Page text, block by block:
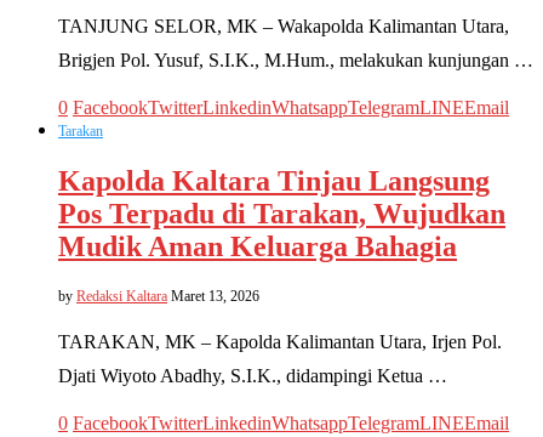
TANJUNG SELOR, MK – Wakapolda Kalimantan Utara,
Brigjen Pol. Yusuf, S.I.K., M.Hum., melakukan kunjungan …
0 FacebookTwitterLinkedinWhatsappTelegramLINEEmail
Tarakan
Kapolda Kaltara Tinjau Langsung
Pos Terpadu di Tarakan, Wujudkan
Mudik Aman Keluarga Bahagia
by Redaksi Kaltara Maret 13, 2026
TARAKAN, MK – Kapolda Kalimantan Utara, Irjen Pol.
Djati Wiyoto Abadhy, S.I.K., didampingi Ketua …
0 FacebookTwitterLinkedinWhatsappTelegramLINEEmail